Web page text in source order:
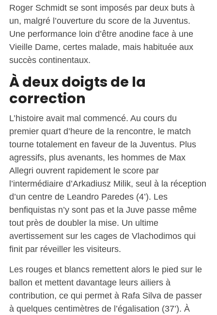
Roger Schmidt se sont imposés par deux buts à
un, malgré l’ouverture du score de la Juventus.
Une performance loin d’être anodine face à une
Vieille Dame, certes malade, mais habituée aux
succès continentaux.
À deux doigts de la
correction
L’histoire avait mal commencé. Au cours du
premier quart d’heure de la rencontre, le match
tourne totalement en faveur de la Juventus. Plus
agressifs, plus avenants, les hommes de Max
Allegri ouvrent rapidement le score par
l’intermédiaire d’Arkadiusz Milik, seul à la réception
d’un centre de Leandro Paredes (4’). Les
benfiquistas n’y sont pas et la Juve passe même
tout près de doubler la mise. Un ultime
avertissement sur les cages de Vlachodimos qui
finit par réveiller les visiteurs.
Les rouges et blancs remettent alors le pied sur le
ballon et mettent davantage leurs ailiers à
contribution, ce qui permet à Rafa Silva de passer
à quelques centimètres de l’égalisation (37’). À